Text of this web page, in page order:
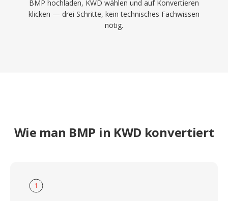
BMP hochladen, KWD wählen und auf Konvertieren
klicken — drei Schritte, kein technisches Fachwissen
nötig.
Wie man BMP in KWD konvertiert
1